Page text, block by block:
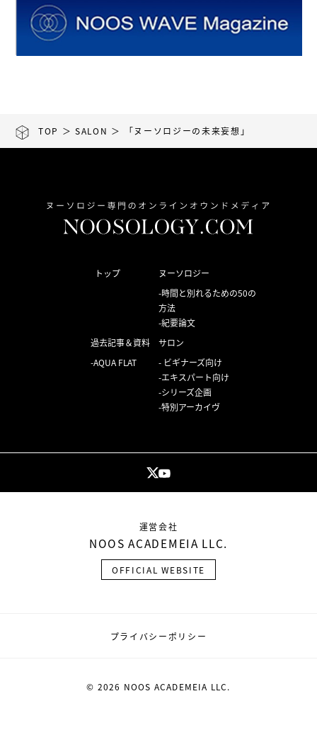
TOP ＞SALON ＞ 「ヌーソロジーの未来妄想」
トップ
ヌーソロジー
時間と別れるための50の
方法
紀要論文
過去記事＆資料
AQUA FLAT
サロン
ビギナーズ向け
エキスパート向け
シリーズ企画
特別アーカイヴ
運営会社
NOOS ACADEMEIA LLC.
OFFICIAL WEBSITE
© 2026 NOOS ACADEMEIA LLC.
プライバシーポリシー